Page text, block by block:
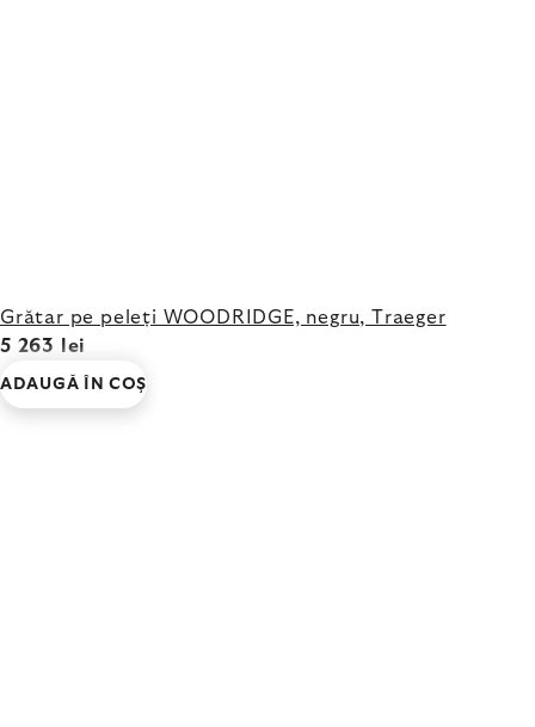
Grătar pe peleți WOODRIDGE, negru, Traeger
5 263 lei
ADAUGĂ ÎN COŞ